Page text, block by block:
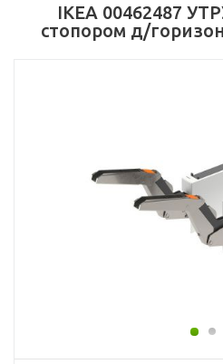
IKEA 00462487
стопором д/